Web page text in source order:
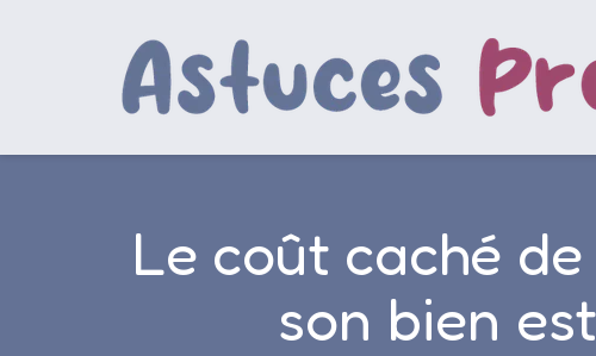
Le coût caché
son bien